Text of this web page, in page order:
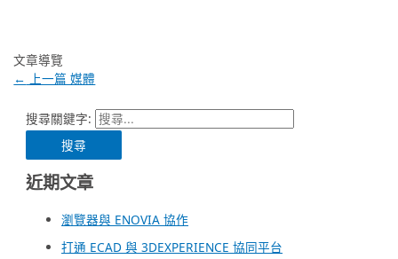
文章導覽
← 上一篇 媒體
搜尋關鍵字:
近期文章
瀏覽器與 ENOVIA 協作
打通 ECAD 與 3DEXPERIENCE 協同平台